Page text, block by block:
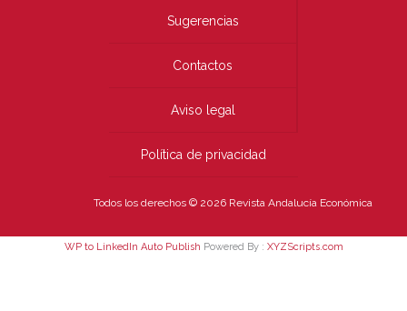
Sugerencias
Contactos
Aviso legal
Política de privacidad
Todos los derechos © 2026 Revista Andalucía Económica
WP to LinkedIn Auto Publish Powered By : XYZScripts.com